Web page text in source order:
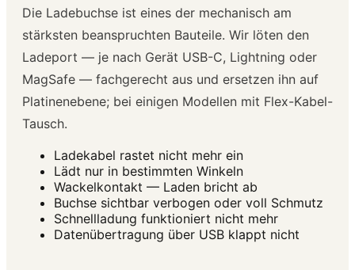
Die Ladebuchse ist eines der mechanisch am
stärksten beanspruchten Bauteile. Wir löten den
Ladeport — je nach Gerät USB-C, Lightning oder
MagSafe — fachgerecht aus und ersetzen ihn auf
Platinenebene; bei einigen Modellen mit Flex-Kabel-
Tausch.
Ladekabel rastet nicht mehr ein
Lädt nur in bestimmten Winkeln
Wackelkontakt — Laden bricht ab
Buchse sichtbar verbogen oder voll Schmutz
Schnellladung funktioniert nicht mehr
Datenübertragung über USB klappt nicht